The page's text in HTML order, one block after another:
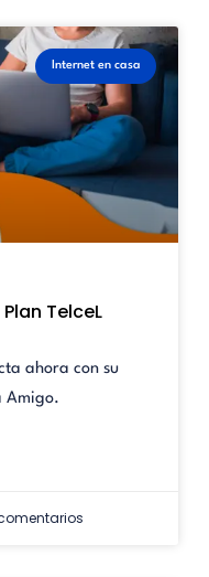
Internet en casa
TelceL
ahora con su
Amigo.